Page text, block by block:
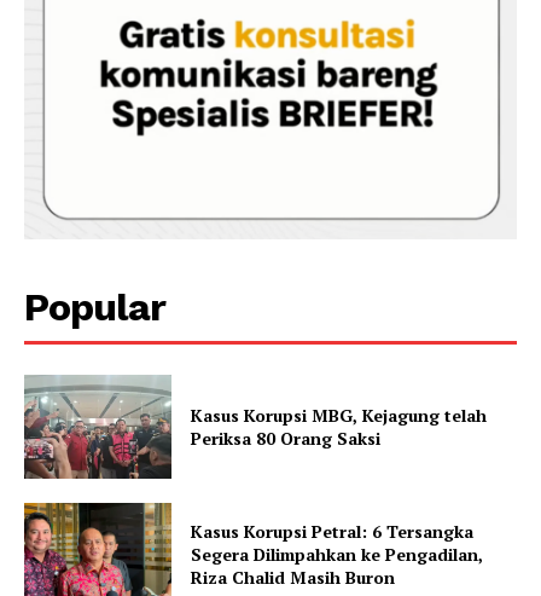
Popular
Kasus Korupsi MBG, Kejagung telah
Periksa 80 Orang Saksi
Kasus Korupsi Petral: 6 Tersangka
Segera Dilimpahkan ke Pengadilan,
Riza Chalid Masih Buron